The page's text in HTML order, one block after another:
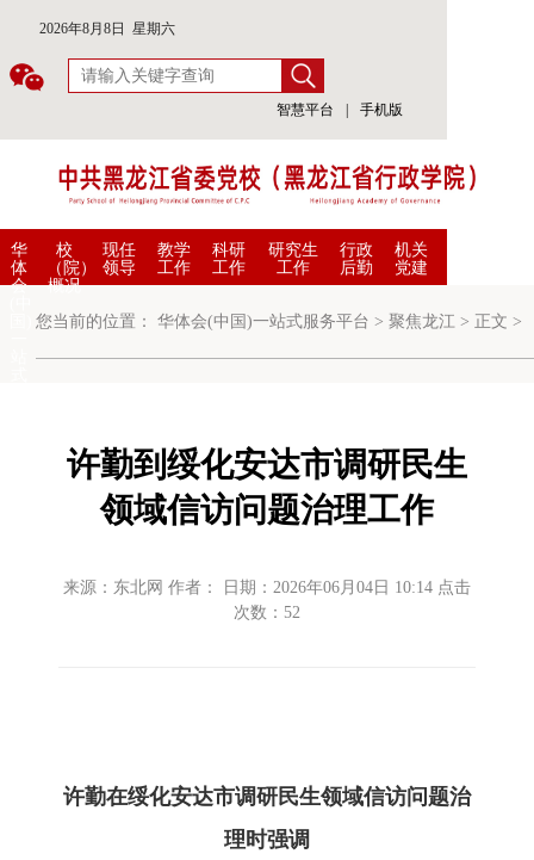
2026年8月8日 星期六
智慧平台 手机版
华
体
会
校
（院）
概况
现任
领导
教学
工作
科研
工作
研究生
工作
行政
后勤
机关
党建
您当前的位置： 华体会(中国)一站式服务平台 > 聚焦龙江 > 正文 >
许勤到绥化安达市调研民生
领域信访问题治理工作
来源：东北网 作者： 日期：2026年06月04日 10:14 点击
次数： 52
许勤在绥化安达市调研民生领域信访问题治
理时强调